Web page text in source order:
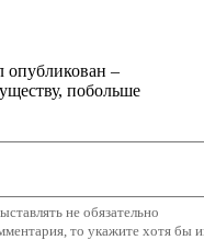
–
побольше
не обязательно
то укажите хотя бы